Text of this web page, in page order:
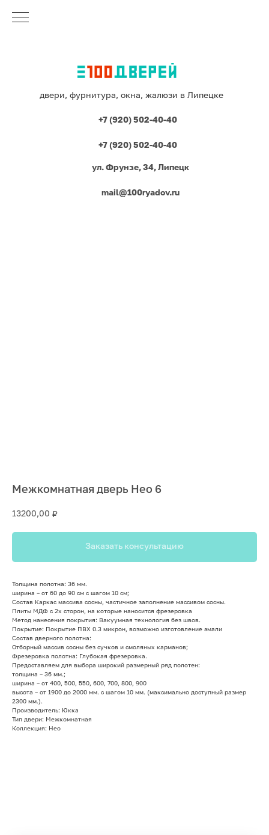
двери, фурнитура, окна, жалюзи в Липецке
+7 (920) 502-40-40
+7 (920) 502-40-40
ул. Фрунзе, 34, Липецк
mail@100ryadov.ru
Межкомнатная дверь Нео 6
13200,00 ₽
Заказать консультацию
Толщина полотна: 36 мм.
ширина – от 60 до 90 см с шагом 10 см;
Состав Каркас массива сосны, частичное заполнение массивом сосны.
Плиты МДФ с 2х сторон, на которые наносится фрезеровка
Метод нанесения покрытия: Вакуумная технология без швов.
Покрытие: Покрытие ПВХ 0.3 микрон, возможно изготовление эмали
Состав дверного полотна:
Отборный массив сосны без сучков и смоляных карманов;
Фрезеровка полотна: Глубокая фрезеровка.
Предоставляем для выбора широкий размерный ряд полотен:
толщина – 36 мм.;
ширина – от 400, 500, 550, 600, 700, 800, 900
высота – от 1900 до 2000 мм. с шагом 10 мм. (максимально доступный размер
2300 мм.).
Производитель: Юкка
Тип двери: Межкомнатная
Коллекция: Нео